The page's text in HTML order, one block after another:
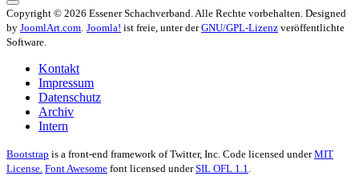
Copyright © 2026 Essener Schachverband. Alle Rechte vorbehalten. Designed
by JoomlArt.com Joomla! ist freie, unter derGNU/GPL-Lizenz veröffentlichte
Software.
Kontakt
Impressum
Datenschutz
Archiv
Intern
Bootstrap is a front-end framework of Twitter, Inc. Code licensed underMIT
License. Font Awesome font licensed underSIL OFL 1.1